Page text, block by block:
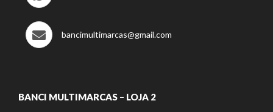
bancimultimarcas@gmail.com
BANCI MULTIMARCAS – LOJA 2